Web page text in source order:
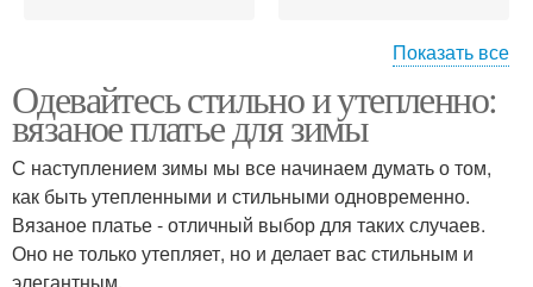
Платья для зимы Теплое платье
Платье для женщин Платье в стиле
Показать все
Одевайтесь стильно и утепленно:
вязаное платье для зимы
С наступлением зимы мы все начинаем думать о том,
как быть утепленными и стильными одновременно.
Вязаное платье - отличный выбор для таких случаев.
Оно не только утепляет, но и делает вас стильным и